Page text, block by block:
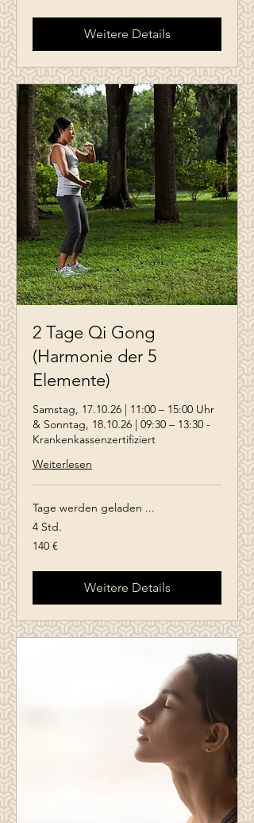
Weitere Details
2 Tage Qi Gong
(Harmonie der 5
Elemente)
Samstag, 17.10.26 | 11:00 – 15:00 Uhr
& Sonntag, 18.10.26 | 09:30 – 13:30 -
Krankenkassenzertifiziert
Weiterlesen
Tage werden geladen ...
4 Std.
140
Euro
140 €
Weitere Details